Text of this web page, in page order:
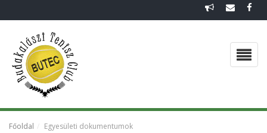
Főoldal Egyesületi dokumentumok
EGYESÜLETI DOKUMENTUMOK
Pályabérlés
Pályabeosztás 2026